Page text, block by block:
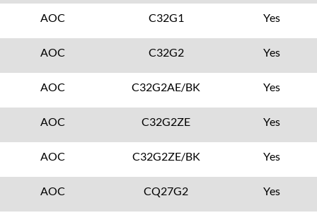
AOC C32G1 Yes
AOC C32G2 Yes
AOC C32G2AE/BK Yes
AOC C32G2ZE Yes
AOC C32G2ZE/BK Yes
AOC CQ27G2 Yes